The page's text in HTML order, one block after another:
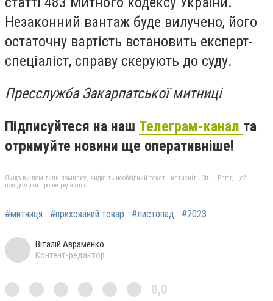
Незаконний вантаж буде вилучено, його
остаточну вартість встановить експерт-
спеціаліст, справу скерують до суду.
Пресслужба Закарпатської митниці
Підписуйтеся на наш Телеграм-канал та
отримуйте новини ще оперативніше!
Якщо ви помітили помилку, виділіть необхідний текст і натисніть Ctrl + Enter, щоб
повідомити про це редакцію
#митниця #прихований товар #листопад #2023
Віталій Авраменко
Контент-редактор
0,0